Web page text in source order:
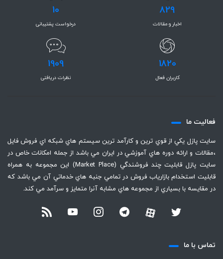
829
اخبار و مقالات
10
درخواست پشتیبانی
1820
کاربران فعال
1909
نظرات دریافتی
فعاليت ما
سايت پازل يكي از قوي ترين و كارآمد ترين سيستم هاي شبكه اي فروش فايل
،‌مقالات و ارائه دوره هاي آموزشي در ايران مي باشد از جمله امكانات خاص در
سايت پازل قابليت چند فروشندگي (Market Place) اين مجموعه به همراه
قابليت استخدام بازارياب فروش در تمامي جنبه هاي خدماتي آن مي باشد كه
در مقايسه با بسياري از مجموعه هاي مشابه آنرا متمايز و سرآمد مي كند.
تماس با ما